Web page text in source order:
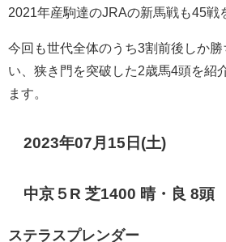
2021年産駒達のJRAの新馬戦も45戦
今回も世代全体のうち3割前後しか
い、狭き門を突破した2歳馬4頭を紹
ます。
2023年07月15日(土)
中京５R 芝1400 晴・良 8頭
ステラスプレンダー